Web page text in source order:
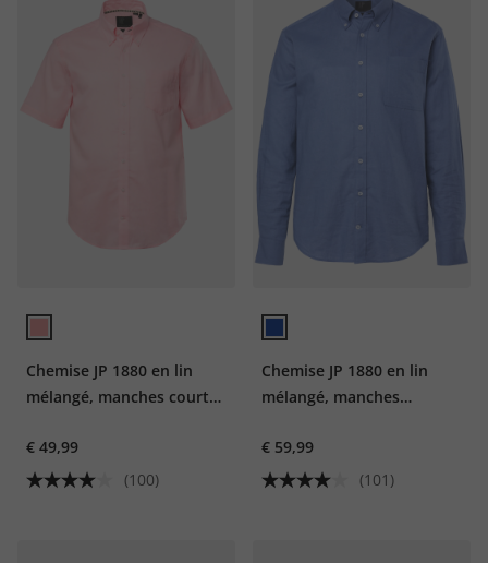
Chemise JP 1880 en lin
mélangé, manches courtes
boutonnée, coupe Modern
Fit - jusqu'au 8 XL
€ 49,99
(100)
Chemise JP 1880 en lin
mélangé, manches
boutonnée, coupe Modern
Fit - jusqu'au 8 XL
€ 59,99
(101)